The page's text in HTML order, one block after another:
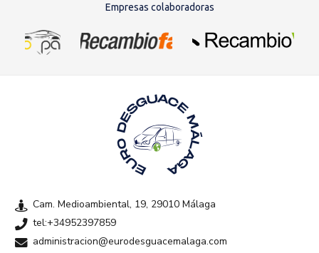
Empresas colaboradoras
Cam. Medioambiental, 19, 29010 Málaga
tel:+34952397859
administracion@eurodesguacemalaga.com